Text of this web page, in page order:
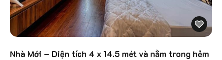
Nhà Mới – Diện tích 4 x 14.5 mét và nằm trong hẻm